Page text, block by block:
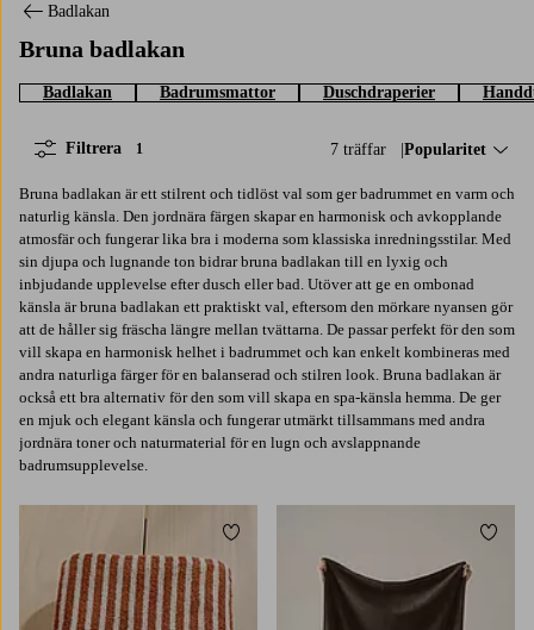
Badlakan
Bruna badlakan
Badlakan Badrumsmattor Duschdraperier
7 träffar Sortera på:
Popularitet
Filtrera 1
Bruna badlakan är ett stilrent och tidlöst val som ger badrummet en varm och
naturlig känsla. Den jordnära färgen skapar en harmonisk och avkopplande
atmosfär och fungerar lika bra i moderna som klassiska inredningsstilar. Med
sin djupa och lugnande ton bidrar bruna badlakan till en lyxig och
inbjudande upplevelse efter dusch eller bad. Utöver att ge en ombonad
känsla är bruna badlakan ett praktiskt val, eftersom den mörkare nyansen gör
att de håller sig fräscha längre mellan tvättarna. De passar perfekt för den som
vill skapa en harmonisk helhet i badrummet och kan enkelt kombineras med
andra naturliga färger för en balanserad och stilren look. Bruna badlakan är
också ett bra alternativ för den som vill skapa en spa-känsla hemma. De ger
en mjuk och elegant känsla och fungerar utmärkt tillsammans med andra
jordnära toner och naturmaterial för en lugn och avslappnande
badrumsupplevelse.
Lägg till i favoriter Lägg